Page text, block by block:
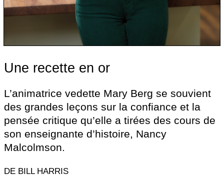
Une recette en or
L’animatrice vedette Mary Berg se souvient
des grandes leçons sur la confiance et la
pensée critique qu’elle a tirées des cours de
son enseignante d’histoire, Nancy
Malcolmson.
DE BILL HARRIS